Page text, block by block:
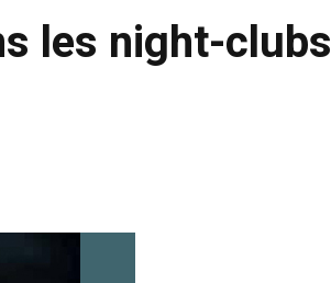
les night-clubs